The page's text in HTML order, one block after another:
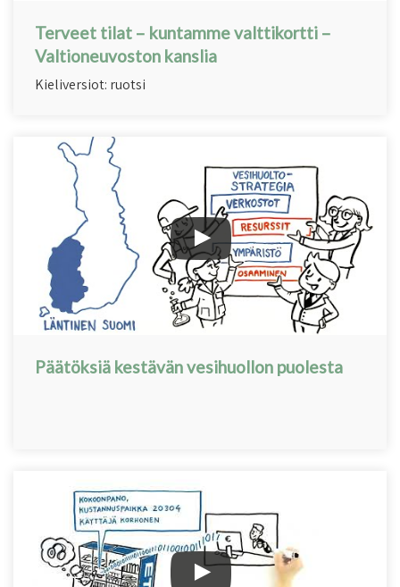
Terveet tilat – kuntamme valttikortti –
Valtioneuvoston kanslia
Kieliversiot: ruotsi
Päätöksiä kestävän vesihuollon puolesta